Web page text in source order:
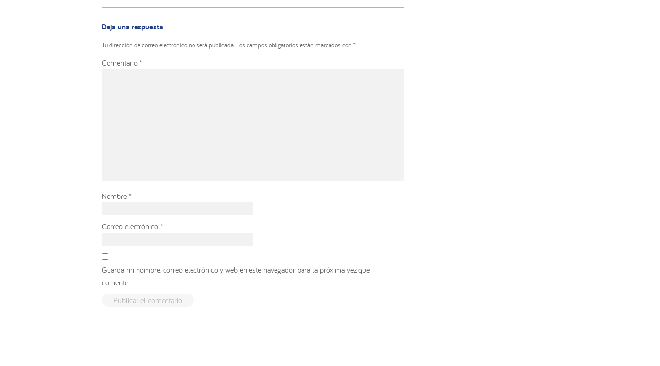
con
los
lectores
Deja una respuesta
Tu dirección de correo electrónico no será publicada. Los campos obligatorios están marcados con *
Comentario *
Nombre *
Correo electrónico *
Guarda mi nombre, correo electrónico y web en este navegador para la próxima vez que
comente.